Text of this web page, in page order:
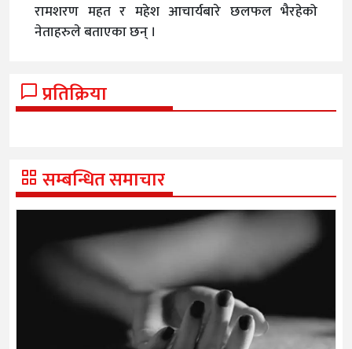
रामशरण महत र महेश आचार्यबारे छलफल भैरहेको
नेताहरुले बताएका छन् ।
प्रतिक्रिया
सम्बन्धित समाचार